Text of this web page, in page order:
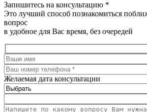
Запишитесь на консультацию *
Это лучший способ познакомиться
вопрос
в удобное для Вас время, без очередей
Желаемая дата консультации